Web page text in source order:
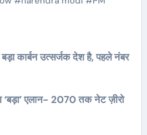
‘बड़ा’ एलान- 2070 तक नेट ज़ीरो